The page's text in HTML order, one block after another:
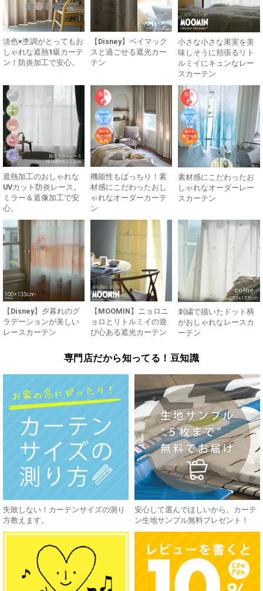
淡色×杢調がとってもお
しゃれな遮熱1級カーテ
ン！防炎加工で安心。
【Disney】ベイマック
スと過ごせる遮光カー
テン
小さな小さな果実を美
味しそうに頬張るリト
ルミイにキュンなレー
スカーテン
遮熱加工のおしゃれな
UVカット防炎レース。
ミラー＆遮像加工で安
心。
機能性もばっちり！素
材感にこだわったおし
ゃれなオーダーカーテ
ン
素材感にこだわったお
しゃれなオーダーレー
スカーテン
【Disney】夕暮れのグ
ラデーションが美しい
レースカーテン
【MOOMIN】ニョロニ
ョロとリトルミイの遊
び心ある遮光カーテン
刺繍で描いたドット柄
がおしゃれなレースカ
ーテン
専門店だから知ってる！豆知識
失敗しない！カーテンサイズの測り
方教えます。
安心して選んでほしいから。カーテ
ン生地サンプル無料プレゼント！